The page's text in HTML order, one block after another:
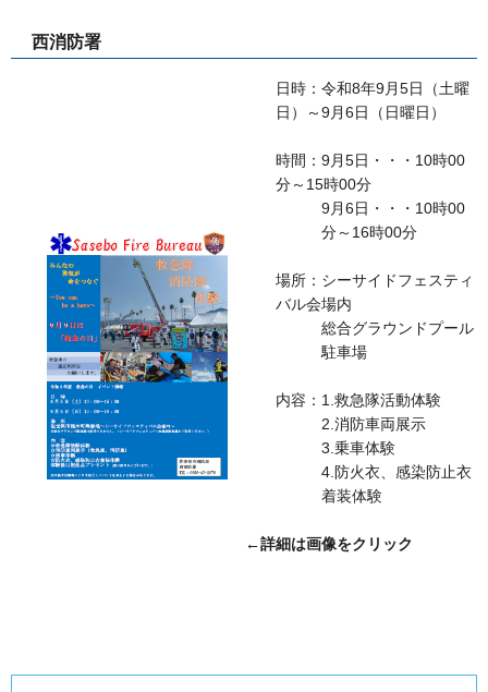
西消防署
日時：令和8年9月5日（土曜
日）～9月6日（日曜日）
時間：9月5日・・・10時00
分～15時00分
9月6日・・・10時00
分～16時00分
場所：シーサイドフェスティ
バル会場内
総合グラウンドプール
駐車場
内容：1.救急隊活動体験
2.消防車両展示
3.乗車体験
4.防火衣、感染防止衣
着装体験
←詳細は画像をクリック